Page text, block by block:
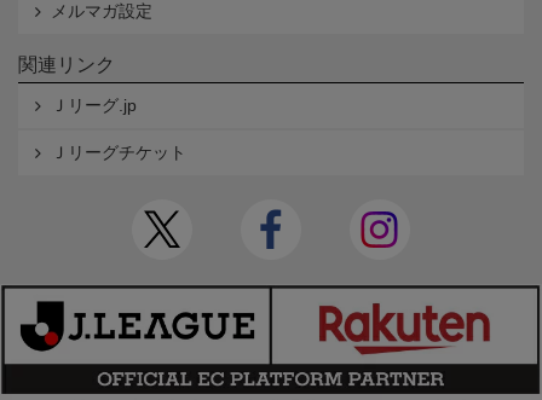
メルマガ設定
関連リンク
Ｊリーグ.jp
Ｊリーグチケット